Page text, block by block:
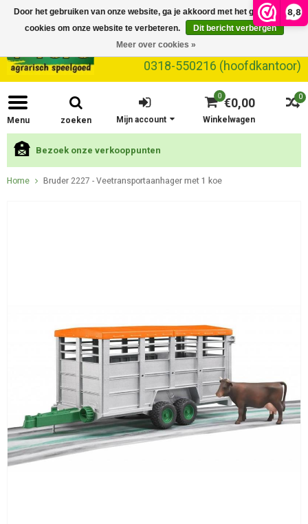
8,8
0318-550216 (hoofdkantoor)
Menu zoeken
0
0 €0,00
Winkelwagen
Mijn account
Bezoek onze verkooppunten
Home Bruder 2227 - Veetransportaanhager met 1 koe
Door het gebruiken van onze website, ga je akkoord met het gebruik van
cookies om onze website te verbeteren.
Dit bericht verbergen
Meer over cookies »